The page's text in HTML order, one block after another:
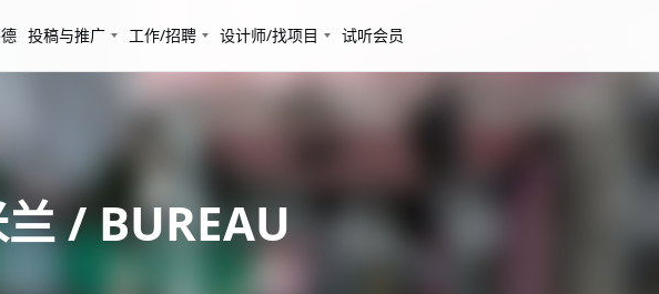
投稿与推广 工作/招聘 设计师/找项目 试听会员
/ BUREAU